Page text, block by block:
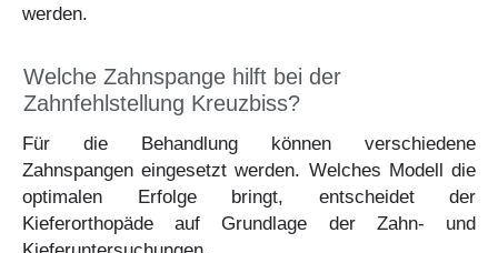
werden.
Welche Zahnspange hilft bei der
Zahnfehlstellung Kreuzbiss?
Für die Behandlung können verschiedene
Zahnspangen eingesetzt werden. Welches Modell die
optimalen Erfolge bringt, entscheidet der
Kieferorthopäde auf Grundlage der Zahn- und